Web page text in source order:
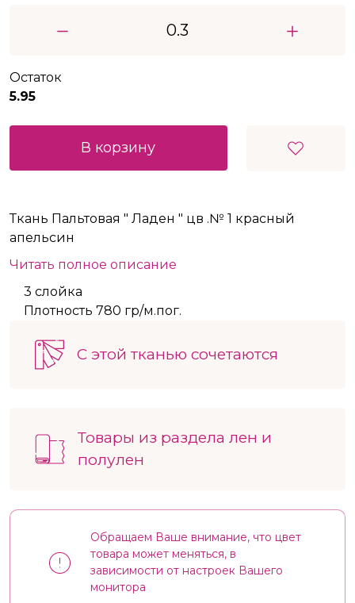
Остаток
5.95
В корзину
Ткань Пальтовая " Ладен " цв .№ 1 красный
апельсин
Читать полное описание
3 слойка
Плотность 780 гр/м.пог.
С этой тканью сочетаются
Товары из раздела лен и
полулен
Обращаем Ваше внимание, что цвет
товара может меняться, в
зависимости от настроек Вашего
монитора